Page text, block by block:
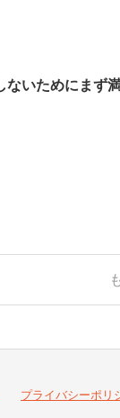
ないためにまず
プライバシーポリ